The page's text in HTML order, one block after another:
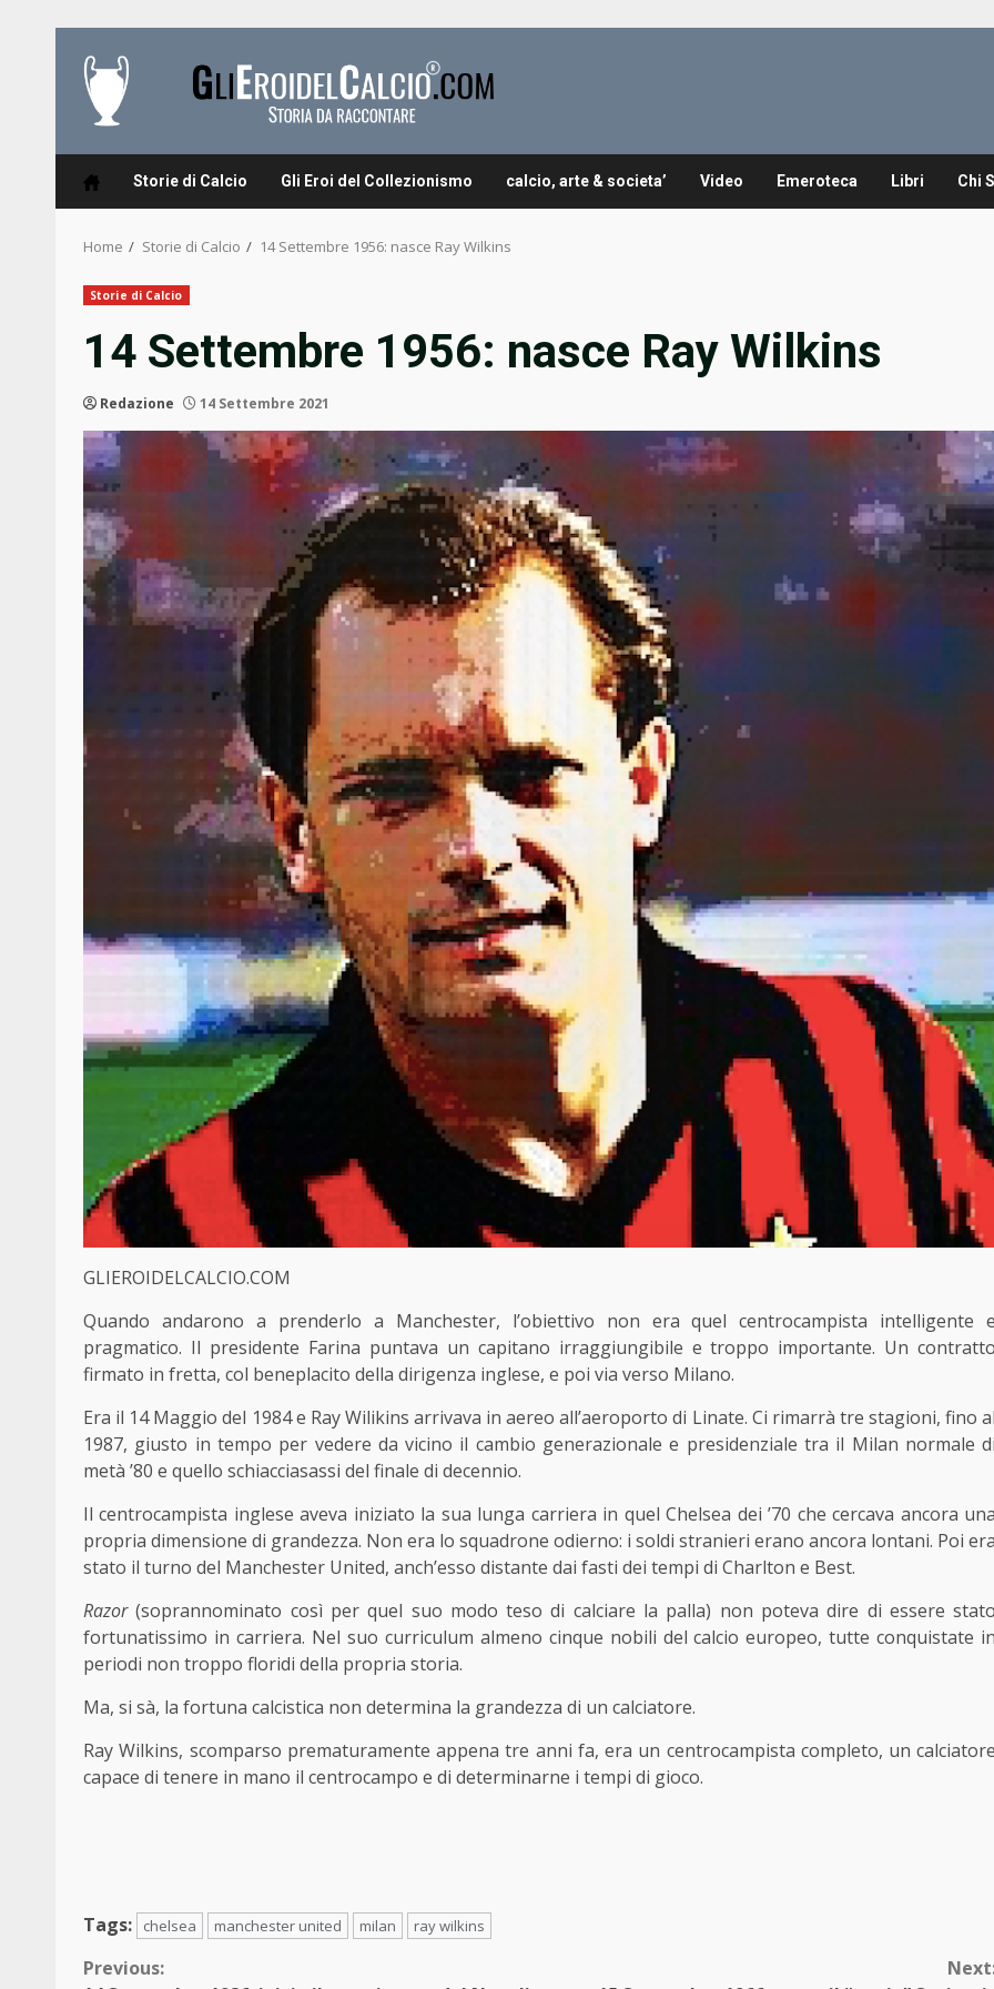
content
Storie di Calcio Gli Eroi del Collezionismo calcio, arte & societa’ Video Emeroteca Libri Chi
Home Storie di Calcio 14 Settembre 1956: nasce Ray Wilkins
Storie di Calcio
14 Settembre 1956: nasce Ray Wilkins
Redazione 14 Settembre 2021
GLIEROIDELCALCIO.COM
Quando andarono a prenderlo a Manchester, l’obiettivo non era quel centrocampista intelligente e
pragmatico. Il presidente Farina puntava un capitano irraggiungibile e troppo importante. Un contratto
firmato in fretta, col beneplacito della dirigenza inglese, e poi via verso Milano.
Era il 14 Maggio del 1984 e Ray Wilikins arrivava in aereo all’aeroporto di Linate. Ci rimarrà tre stagioni, fino al
1987, giusto in tempo per vedere da vicino il cambio generazionale e presidenziale tra il Milan normale di
metà ’80 e quello schiacciasassi del finale di decennio.
Il centrocampista inglese aveva iniziato la sua lunga carriera in quel Chelsea dei ’70 che cercava ancora una
propria dimensione di grandezza. Non era lo squadrone odierno: i soldi stranieri erano ancora lontani. Poi era
stato il turno del Manchester United, anch’esso distante dai fasti dei tempi di Charlton e Best.
Razor(soprannominato così per quel suo modo teso di calciare la palla) non poteva dire di essere stato
fortunatissimo in carriera. Nel suo curriculum almeno cinque nobili del calcio europeo, tutte conquistate in
periodi non troppo floridi della propria storia.
Ma, si sà, la fortuna calcistica non determina la grandezza di un calciatore.
Ray Wilkins, scomparso prematuramente appena tre anni fa, era un centrocampista completo, un calciatore
capace di tenere in mano il centrocampo e di determinarne i tempi di gioco.
Tags: chelsea manchester united milan ray wilkins
Continue
Previous: